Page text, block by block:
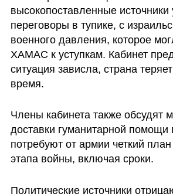
высокопоставленные
переговоры в тупике, с
военного давления, которое
ХАМАС к уступкам. Кабинет
ситуация зависла, страна
время.
Члены кабинета также обсудят
доставки гуманитарной помощи
потребуют от армии четкий
этапа войны, включая сроки.
Политические источники